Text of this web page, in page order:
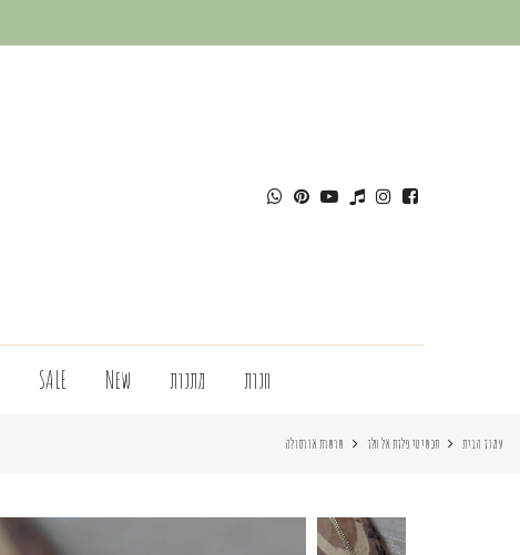
חנות מתנות New
SALE
עמוד הבית תכשיטי פלדת אל חלד שרשרת אורסולה